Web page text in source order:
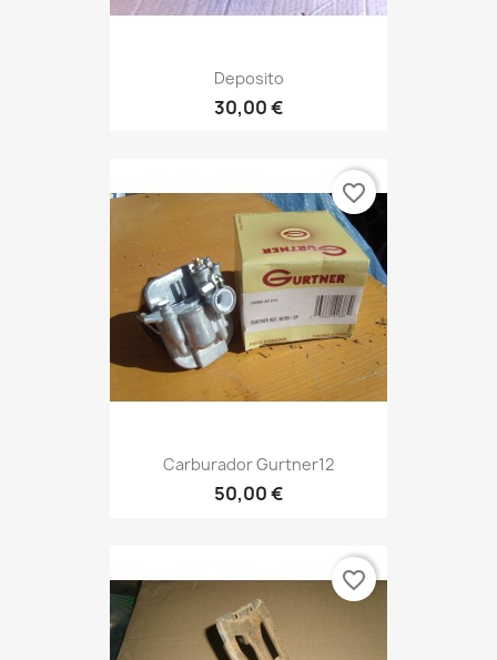
Deposito
30,00 €
Carburador Gurtner12
50,00 €
favorite_border
favorite_border